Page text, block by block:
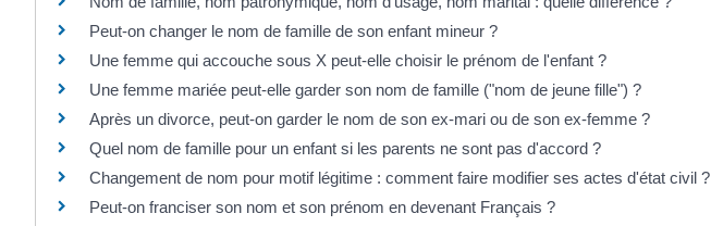
Peut-on changer le nom de famille de son enfant mineur ?
Une femme qui accouche sous X peut-elle choisir le prénom de l'enfant ?
Une femme mariée peut-elle garder son nom de famille ("nom de jeune fille") ?
Après un divorce, peut-on garder le nom de son ex-mari ou de son ex-femme ?
Quel nom de famille pour un enfant si les parents ne sont pas d'accord ?
Changement de nom pour motif légitime : comment faire modifier ses actes d'état civil ?
Peut-on franciser son nom et son prénom en devenant Français ?